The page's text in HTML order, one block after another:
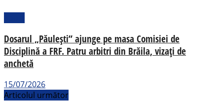
Dosarul „Păulești” ajunge pe masa Comisiei de
Disciplină a FRF. Patru arbitri din Brăila, vizați de
anchetă
15/07/2026
Articolul următor